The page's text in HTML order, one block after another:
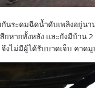
นระดมฉีดน้ำดับเพลิงอยู่น
ยหายทั้งหลัง และยังมีบ้าน
งไม่มีผู้ได้รับบาดเจ็บ คาด